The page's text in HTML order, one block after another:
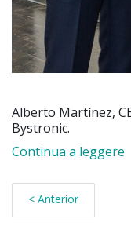
Alberto Martínez,
Bystronic.
Continua a leggere
< Anterior